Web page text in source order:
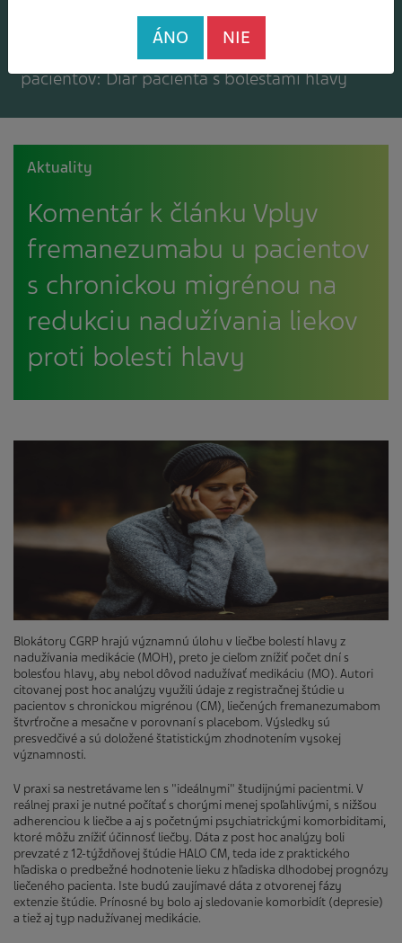
pacientov: Diár pacienta s bolesťami hlavy
Aktuality
Komentár k článku Vplyv
fremanezumabu u pacientov
s chronickou migrénou na
redukciu nadužívania liekov
proti bolesti hlavy
Blokátory CGRP hrajú významnú úlohu v liečbe bolestí hlavy z
nadužívania medikácie (MOH), preto je cieľom znížiť počet dní s
bolesťou hlavy, aby nebol dôvod nadužívať medikáciu (MO). Autori
citovanej post hoc analýzy využili údaje z registračnej štúdie u
pacientov s chronickou migrénou (CM), liečených fremanezumabom
štvrťročne a mesačne v porovnaní s placebom. Výsledky sú
presvedčivé a sú doložené štatistickým zhodnotením vysokej
významnosti.
V praxi sa nestretávame len s "ideálnymi" študijnými pacientmi. V
reálnej praxi je nutné počítať s chorými menej spoľahlivými, s nižšou
adherenciou k liečbe a aj s početnými psychiatrickými komorbiditami,
ktoré môžu znížiť účinnosť liečby. Dáta z post hoc analýzy boli
prevzaté z 12-týždňovej štúdie HALO CM, teda ide z praktického
hľadiska o predbežné hodnotenie lieku z hľadiska dlhodobej prognózy
liečeného pacienta. Iste budú zaujímavé dáta z otvorenej fázy
extenzie štúdie. Prínosné by bolo aj sledovanie komorbidít (depresie)
a tiež aj typ nadužívanej medikácie.
ÁNO NIE